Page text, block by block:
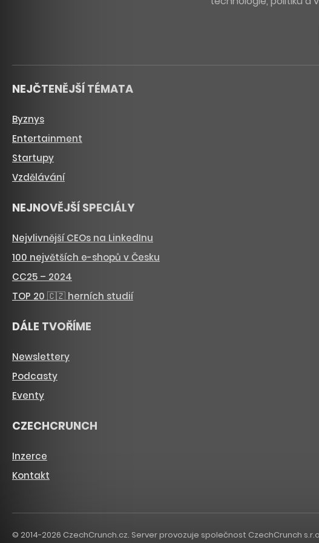
NEJČTENĚJŠÍ TÉMATA
Byznys
Entertainment
Startupy
Vzdělávání
NEJNOVĚJŠÍ SPECIÁLY
Nejvlivnější CEOs na LinkedInu
100 největších e-shopů v Česku
CC25 – 2024
TOP 20 🇨🇿 herních studií
DÁLE TVOŘÍME
Newslettery
Podcasty
Eventy
CZECHCRUNCH
Inzerce
Kontakt
© 2014-2026 CzechCrunch.cz. Server provozuje společnost CzechCrunch